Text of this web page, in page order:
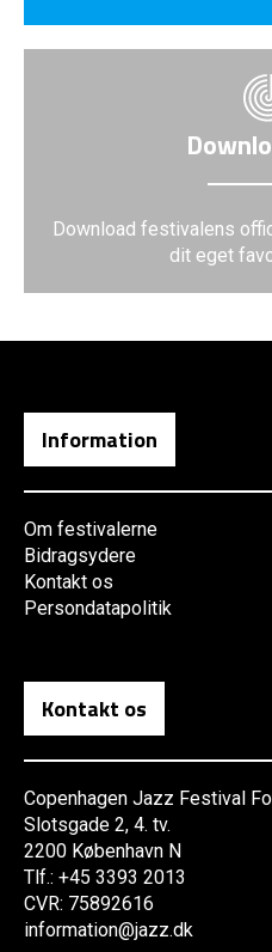
Download festivalens
dit eget
Information
Om festivalerne
Bidragsydere
Kontakt os
Persondatapolitik
Kontakt os
Copenhagen Jazz Festival
Slotsgade 2, 4. tv.
2200 København N
Tlf.: +45 3393 2013
CVR: 75892616
information@jazz.dk